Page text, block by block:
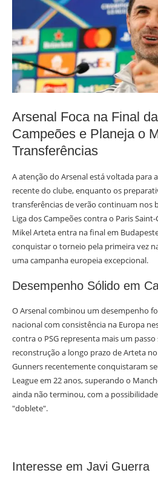
Arsenal Foca na Final
Campeões e Planeja o
Transferências
A atenção do Arsenal está voltada para
recente do clube, enquanto os
transferências de verão continuam nos
Liga dos Campeões contra o Paris
Mikel Arteta entra na final em
conquistar o torneio pela primeira vez
uma campanha europeia excepcional.
Desempenho Sólido em
O Arsenal combinou um desempenho
nacional com consistência na Europa
contra o PSG representa mais um
reconstrução a longo prazo de Arteta
Gunners recentemente conquistaram
League em 22 anos, superando o
ainda não terminou, com a
"doblete".
Interesse em Javi Guerra